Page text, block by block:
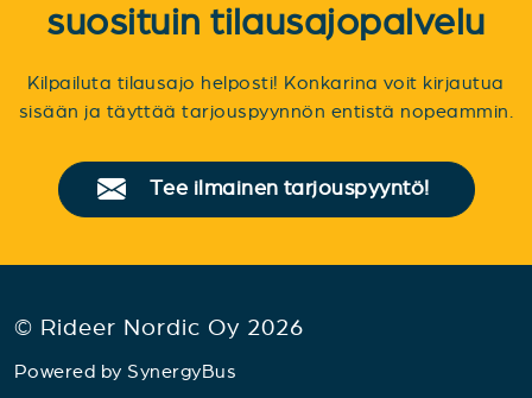
suosituin tilausajopalvelu
Kilpailuta tilausajo helposti! Konkarina voit kirjautua
sisään ja täyttää tarjouspyynnön entistä nopeammin.
Tee ilmainen tarjouspyyntö!
© Rideer Nordic Oy 2026
Powered by SynergyBus